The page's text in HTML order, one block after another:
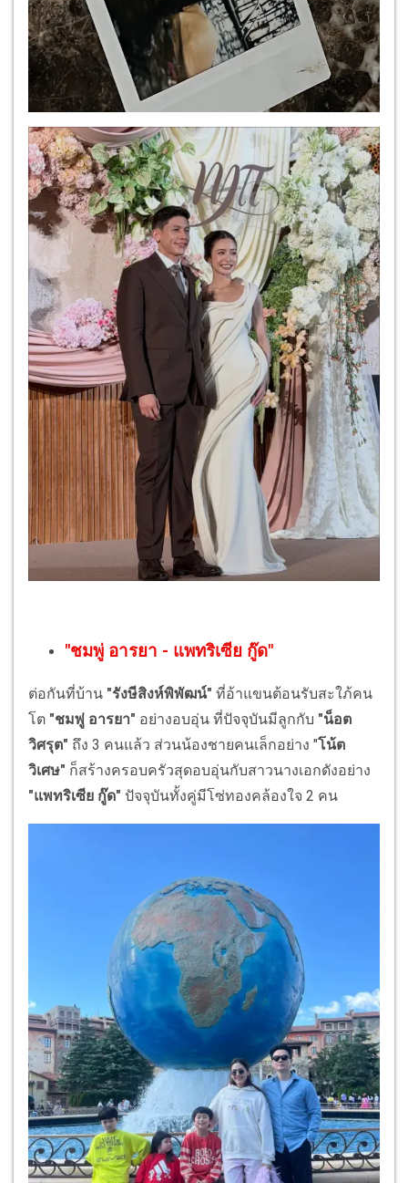
"ชมพู่ อารยา - แพทริเซีย กู๊ด"
ต่อกันที่บ้าน "รังษีสิงห์พิพัฒน์" ที่อ้าแขนต้อนรับสะใภ้คน
โต "ชมพู่ อารยา" อย่างอบอุ่น ที่ปัจจุบันมีลูกกับ "น็อต
วิศรุต" ถึง 3 คนแล้ว ส่วนน้องชายคนเล็กอย่าง "โน้ต
วิเศษ" ก็สร้างครอบครัวสุดอบอุ่นกับสาวนางเอกดังอย่าง
"แพทริเซีย กู๊ด" ปัจจุบันทั้งคู่มีโซ่ทองคล้องใจ 2 คน